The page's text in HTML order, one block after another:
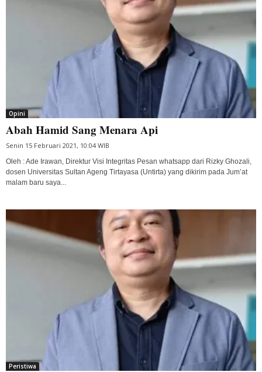
Opini
Abah Hamid Sang Menara Api
Senin 15 Februari 2021, 10:04 WIB
Oleh : Ade Irawan, Direktur Visi Integritas Pesan whatsapp dari Rizky Ghozali,
dosen Universitas Sultan Ageng Tirtayasa (Untirta) yang dikirim pada Jum’at
malam baru saya...
Peristiwa